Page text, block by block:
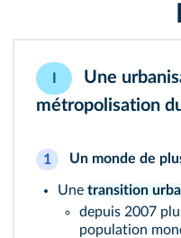
Une
métropolisation
1 Un monde de
Une transition
depuis 2007
population